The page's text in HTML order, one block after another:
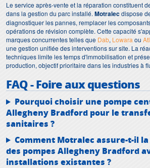
Le service après-vente et la réparation constituent
dans la gestion du parc installé. Motralecdispose
diagnostiquer les pannes, remplacer les
opérations de révision complète. Cette capacité
marques concurrentes telles que Dab, Lowara ou
une gestion unifiée des interventions sur site. La
techniques limite les temps d'immobilisation et
production, objectif prioritaire dans les industries à
FAQ - Foire aux questions
Pourquoi choisir une pompe
Allegheny Bradford pour le
sanitaires ?
Comment Motralec assure-t-il
des pompes Allegheny Bradford
installations existantes ?